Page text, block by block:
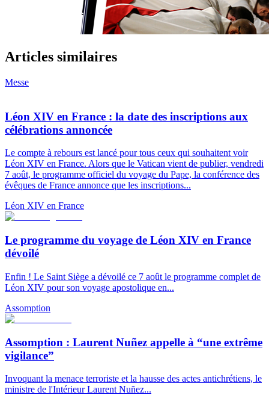
Articles similaires
Messe
Léon XIV en France : la date des inscriptions aux
célébrations annoncée
Le compte à rebours est lancé pour tous ceux qui souhaitent voir
Léon XIV en France. Alors que le Vatican vient de publier, vendredi
7 août, le programme officiel du voyage du Pape, la conférence des
évêques de France annonce que les inscriptions...
Léon XIV en France
Le programme du voyage de Léon XIV en France
dévoilé
Enfin ! Le Saint Siège a dévoilé ce 7 août le programme complet de
Léon XIV pour son voyage apostolique en...
Assomption
Assomption : Laurent Nuñez appelle à “une extrême
vigilance”
Invoquant la menace terroriste et la hausse des actes antichrétiens, le
ministre de l'Intérieur Laurent Nuñez...